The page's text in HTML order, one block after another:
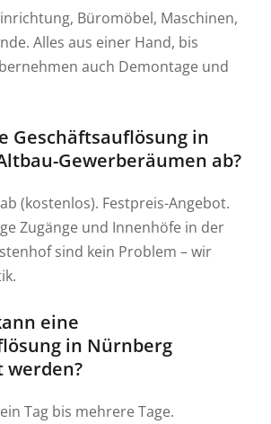
Büromöbel, Maschinen,
Alles aus einer Hand, bis
auch Demontage und
Geschäftsauflösung in
Gewerberäumen ab?
(kostenlos). Festpreis-Angebot.
Zugänge und Innenhöfe in der
sind kein Problem – wir
eine
in Nürnberg
Tag bis mehrere Tage.